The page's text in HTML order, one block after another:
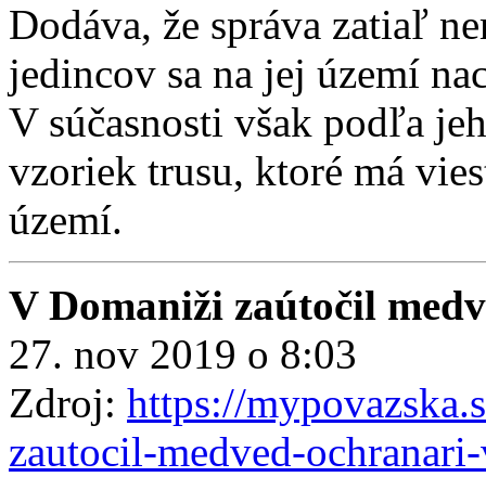
Dodáva, že správa zatiaľ
jedincov sa na jej území
V súčasnosti však podľa
vzoriek trusu, ktoré má
území.
V Domaniži zaútočil
27. nov 2019 o 8:03
Zdroj: https://
zautocil-medved-